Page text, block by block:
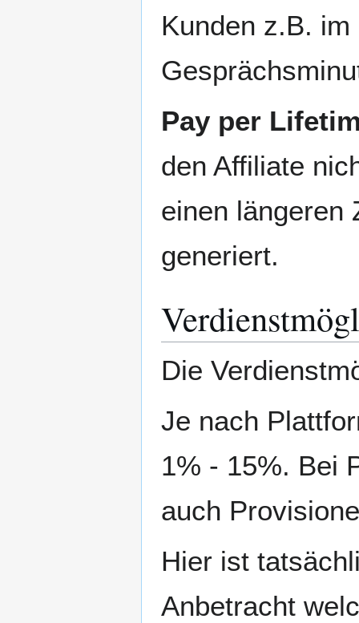
Kunden z.B.
Pay per
den Affiliate
einen längeren
generiert.
Die
Je nach
1% - 15%. Bei
auch
Hier ist
Anbetracht